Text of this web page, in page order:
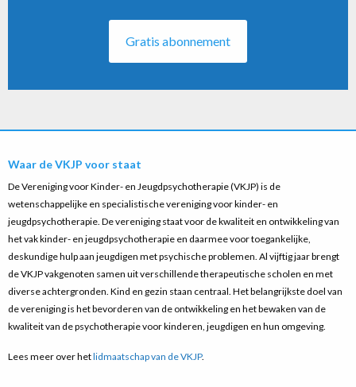
Gratis abonnement
Waar de VKJP voor staat
De Vereniging voor Kinder- en Jeugdpsychotherapie (VKJP) is de
wetenschappelijke en specialistische vereniging voor kinder- en
jeugdpsychotherapie. De vereniging staat voor de kwaliteit en ontwikkeling van
het vak kinder- en jeugdpsychotherapie en daarmee voor toegankelijke,
deskundige hulp aan jeugdigen met psychische problemen. Al vijftig jaar brengt
de VKJP vakgenoten samen uit verschillende therapeutische scholen en met
diverse achtergronden. Kind en gezin staan centraal. Het belangrijkste doel van
de vereniging is het bevorderen van de ontwikkeling en het bewaken van de
kwaliteit van de psychotherapie voor kinderen, jeugdigen en hun omgeving.
Lees meer over hetlidmaatschap van de VKJP.